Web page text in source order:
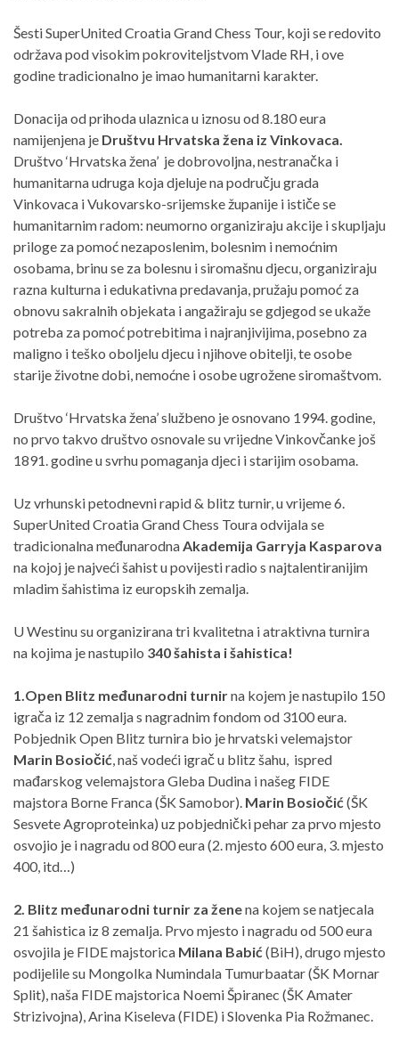
Šesti SuperUnited Croatia Grand Chess Tour, koji se redovito
održava pod visokim pokroviteljstvom Vlade RH, i ove
godine tradicionalno je imao humanitarni karakter.
Donacija od prihoda ulaznica u iznosu od 8.180 eura
namijenjena je Društvu Hrvatska žena iz Vinkovaca.
Društvo ‘Hrvatska žena’ je dobrovoljna, nestranačka i
humanitarna udruga koja djeluje na području grada
Vinkovaca i Vukovarsko-srijemske županije i ističe se
humanitarnim radom: neumorno organiziraju akcije i skupljaju
priloge za pomoć nezaposlenim, bolesnim i nemoćnim
osobama, brinu se za bolesnu i siromašnu djecu, organiziraju
razna kulturna i edukativna predavanja, pružaju pomoć za
obnovu sakralnih objekata i angažiraju se gdjegod se ukaže
potreba za pomoć potrebitima i najranjivijima, posebno za
maligno i teško oboljelu djecu i njihove obitelji, te osobe
starije životne dobi, nemoćne i osobe ugrožene siromaštvom.
Društvo ‘Hrvatska žena’ službeno je osnovano 1994. godine,
no prvo takvo društvo osnovale su vrijedne Vinkovčanke još
1891. godine u svrhu pomaganja djeci i starijim osobama.
Uz vrhunski petodnevni rapid & blitz turnir, u vrijeme 6.
SuperUnited Croatia Grand Chess Toura odvijala se
tradicionalna međunarodnaAkademija Garryja Kasparova
na kojoj je najveći šahist u povijesti radio s najtalentiranijim
mladim šahistima iz europskih zemalja.
U Westinu su organizirana tri kvalitetna i atraktivna turnira
na kojima je nastupilo 340 šahista i šahistica!
1.Open Blitz međunarodni turnirna kojem je nastupilo 150
igrača iz 12 zemalja s nagradnim fondom od 3100 eura.
Pobjednik Open Blitz turnira bio je hrvatski velemajstor
Marin Bosiočić, naš vodeći igrač u blitz šahu, ispred
mađarskog velemajstora Gleba Dudina i našeg FIDE
majstora Borne Franca (ŠK Samobor). Marin Bosiočić(ŠK
Sesvete Agroproteinka) uz pobjednički pehar za prvo mjesto
osvojio je i nagradu od 800 eura (2. mjesto 600 eura, 3. mjesto
400, itd…)
2. Blitz međunarodni turnir za ženena kojem se natjecala
21 šahistica iz 8 zemalja. Prvo mjesto i nagradu od 500 eura
osvojila je FIDE majstorica Milana Babić(BiH), drugo mjesto
podijelile su Mongolka Numindala Tumurbaatar (ŠK Mornar
Split), naša FIDE majstorica Noemi Špiranec (ŠK Amater
Strizivojna), Arina Kiseleva (FIDE) i Slovenka Pia Rožmanec.